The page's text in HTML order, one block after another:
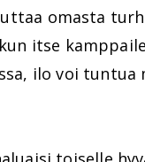
omasta
itse
ilo voi tuntua